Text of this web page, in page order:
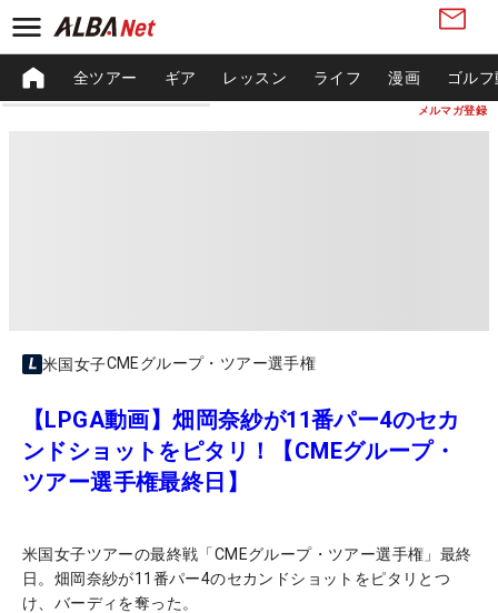
メルマガ登録
全ツアー ギア レッスン ライフ 漫画 ゴル
米国女子CMEグループ・ツアー選手権
【LPGA動画】畑岡奈紗が11番パー4のセカ
ンドショットをピタリ！【CMEグループ・
ツアー選手権最終日】
米国女子ツアーの最終戦「CMEグループ・ツアー選手権」最終
日。畑岡奈紗が11番パー4のセカンドショットをピタリとつ
け、バーディを奪った。